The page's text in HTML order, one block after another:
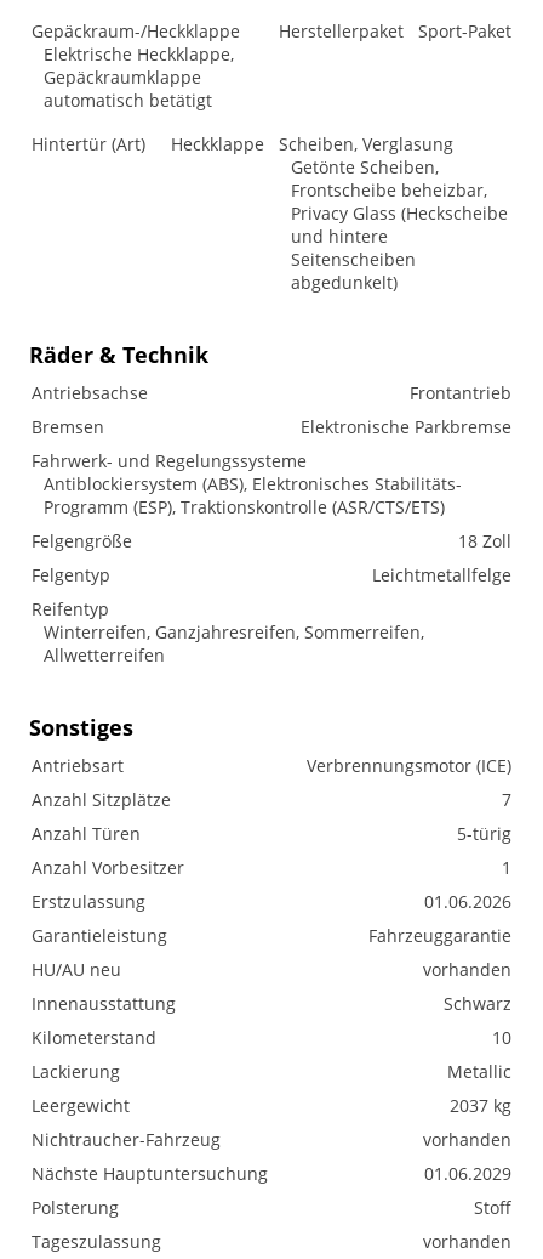
Gepäckraum-/Heckklappe
Elektrische Heckklappe,
Gepäckraumklappe
automatisch betätigt
Herstellerpaket Sport-Paket
Hintertür (Art) Heckklappe
Scheiben, Verglasung
Getönte Scheiben,
Frontscheibe beheizbar,
Privacy Glass (Heckscheibe
und hintere
Seitenscheiben
abgedunkelt)
Räder & Technik
Antriebsachse
Frontantrieb
Bremsen
Elektronische Parkbremse
Fahrwerk- und Regelungssysteme
Antiblockiersystem (ABS), Elektronisches Stabilitäts-
Programm (ESP), Traktionskontrolle (ASR/CTS/ETS)
Felgengröße
18 Zoll
Felgentyp
Leichtmetallfelge
Reifentyp
Winterreifen, Ganzjahresreifen, Sommerreifen,
Allwetterreifen
Sonstiges
Antriebsart
Verbrennungsmotor (ICE)
Anzahl Sitzplätze
7
Anzahl Türen
5-türig
Anzahl Vorbesitzer
1
Erstzulassung
01.06.2026
Garantieleistung
Fahrzeuggarantie
HU/AU neu
vorhanden
Innenausstattung
Schwarz
Kilometerstand
10
Lackierung
Metallic
Leergewicht
2037 kg
Nichtraucher-Fahrzeug
vorhanden
Nächste Hauptuntersuchung
01.06.2029
Polsterung
Stoff
Tageszulassung
vorhanden